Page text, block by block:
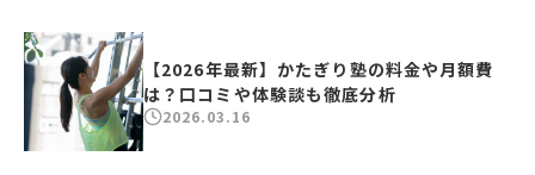
【2026年最新】かたぎり塾の料金や月額費
は？口コミや体験談も徹底分析
2026.03.16